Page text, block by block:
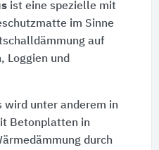
ist eine spezielle mit
im Sinne
auf
Loggien und
wird unter anderem in
Betonplatten in
durch